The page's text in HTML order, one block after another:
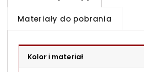
Materiały do pobrania
Kolor i materiał